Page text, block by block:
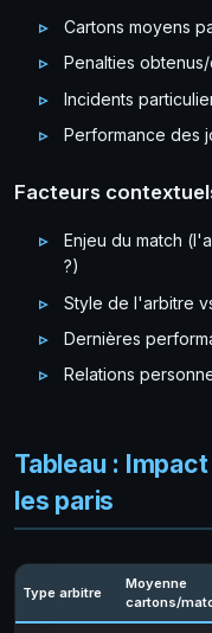
Cartons moyens
Penalties
Incidents
Performance des
Facteurs
Enjeu du match
?)
Style de l'arbitre
Dernières
Relations
Tableau :
les paris
Type arbitre
Moyenne
cartons/